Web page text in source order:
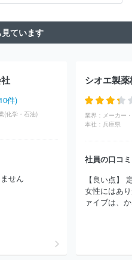
ィングス株式会社
ダイヤ株
クジャパン
田辺薬局株式会社
株式会社学究
会社
佐藤長八商事株式会社
ローバルエレクトロニクス株式
ンディスク合同会社
・クラブ株式会社
住商フー
ィックソリューションズ株式会
式会社
株式会社グロップ
東山産業株
サナテックシード株式
ています
件)
(化学・石油)
せん
シオエ製
業界： メーカー
本社： 兵庫県
社員の口コミ
【良い点】
女性にはあ
ァイブは、